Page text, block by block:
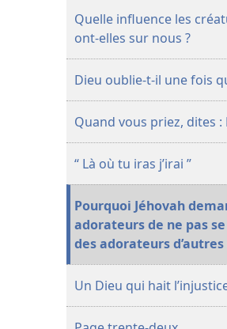
Quelle influence les
ont-elles sur nous ?
Dieu oublie-t-il une fois
Quand vous priez, dites :
“ Là où tu iras j’irai ”
Pourquoi Jéhovah
adorateurs de ne pas
des adorateurs
Un Dieu qui hait